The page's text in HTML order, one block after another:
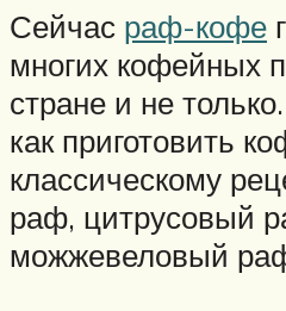
Сейчас раф-кофе
многих кофейных
стране и не
как приготовить
классическому
раф, цитрусовый
можжевеловый